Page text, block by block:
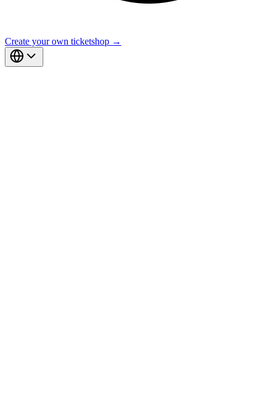
Create your own ticketshop →